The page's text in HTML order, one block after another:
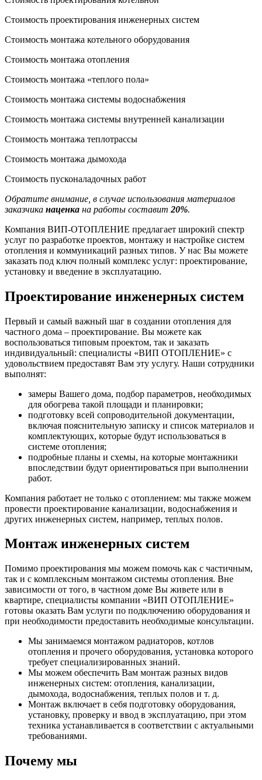
Стоимость проектирования инженерных систем
Стоимость монтажа котельного оборудования
Стоимость монтажа отопления
Стоимость монтажа «теплого пола»
Стоимость монтажа системы водоснабжения
Стоимость монтажа системы внутренней канализации
Стоимость монтажа теплотрассы
Стоимость монтажа дымохода
Стоимость пусконаладочных работ
Обратите внимание, в случае использования материалов
заказчика наценка на работы составит 20%.
Компания ВИП-ОТОПЛЕНИЕ предлагает широкий спектр
услуг по разработке проектов, монтажу и настройке систем
отопления и коммуникаций разных типов. У нас Вы можете
заказать под ключ полный комплекс услуг: проектирование,
установку и введение в эксплуатацию.
Проектирование инженерных систем
Первый и самый важный шаг в создании отопления для
частного дома – проектирование. Вы можете как
воспользоваться типовым проектом, так и заказать
индивидуальный: специалисты «ВИП ОТОПЛЕНИЕ» с
удовольствием предоставят Вам эту услугу. Наши сотрудники
выполнят:
замеры Вашего дома, подбор параметров, необходимых
для обогрева такой площади и планировки;
подготовку всей сопроводительной документации,
включая пояснительную записку и список материалов и
комплектующих, которые будут использоваться в
системе отопления;
подробные планы и схемы, на которые монтажники
впоследствии будут ориентироваться при выполнении
работ.
Компания работает не только с отоплением: мы также можем
провести проектирование канализации, водоснабжения и
других инженерных систем, например, теплых полов.
Монтаж инженерных систем
Помимо проектирования мы можем помочь как с частичным,
так и с комплексным монтажом системы отопления. Вне
зависимости от того, в частном доме Вы живете или в
квартире, специалисты компании «ВИП ОТОПЛЕНИЕ»
готовы оказать Вам услуги по подключению оборудования и
при необходимости предоставить необходимые консультации.
Мы занимаемся монтажом радиаторов, котлов
отопления и прочего оборудования, установка которого
требует специализированных знаний.
Мы можем обеспечить Вам монтаж разных видов
инженерных систем: отопления, канализации,
дымохода, водоснабжения, теплых полов и т. д.
Монтаж включает в себя подготовку оборудования,
установку, проверку и ввод в эксплуатацию, при этом
техника устанавливается в соответствии с актуальными
требованиями.
Почему мы